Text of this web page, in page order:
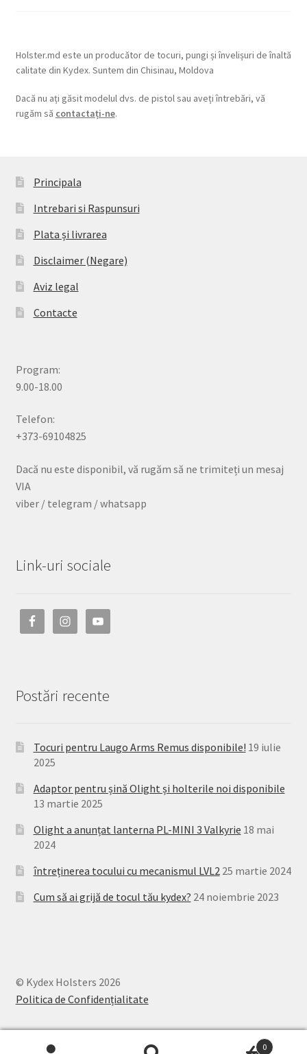
Holster.md este un producător de tocuri, pungi și învelișuri de înaltă
calitate din Kydex. Suntem din Chisinau, Moldova
Dacă nu ați găsit modelul dvs. de pistol sau aveți întrebări, vă
rugăm să contactați-ne.
Principala
Intrebari si Raspunsuri
Plata și livrarea
Disclaimer (Negare)
Aviz legal
Contacte
Program:
9.00-18.00
Telefon:
+373-69104825
Dacă nu este disponibil, vă rugăm să ne trimiteți un mesaj
VIA
viber / telegram / whatsapp
Link-uri sociale
Postări recente
Tocuri pentru Laugo Arms Remus disponibile! 19 iulie
2025
Adaptor pentru șină Olight și holterile noi disponibile
13 martie 2025
Olight a anunțat lanterna PL-MINI 3 Valkyrie 18 mai
2024
întreținerea tocului cu mecanismul LVL2 25 martie 2024
Cum să ai grijă de tocul tău kydex? 24 noiembrie 2023
© Kydex Holsters 2026
Politica de Confidențialitate
0